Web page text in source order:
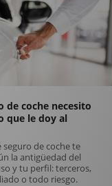
de coche necesito
que le doy al
seguro de coche te
la antigüedad del
y tu perfil: terceros,
o todo riesgo.